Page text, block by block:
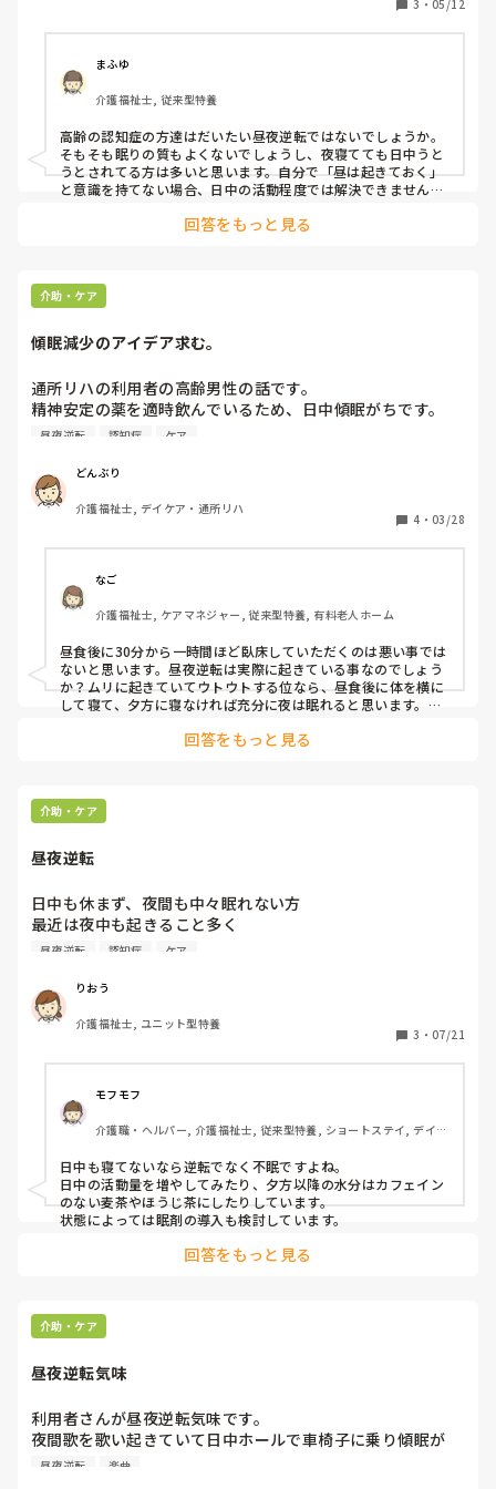
薬の投与も看護師あまり気乗りしてない為、なかなか改善で
きません。
みなさんは昼夜逆転のご利用者にどのように対応しています
3 ・ 05/12
まふゆ
介護福祉士, 従来型特養
高齢の認知症の方達はだいたい昼夜逆転ではないでしょうか。
そもそも眠りの質もよくないでしょうし、夜寝てても日中うと
うとされてる方は多いと思います。自分で「昼は起きておく」
と意識を持てない場合、日中の活動程度では解決できませんね
れてます。昼夜逆転してる方は精神薬服用してたり、体内時計
回答をもっと見る
介助・ケア
傾眠減少のアイデア求む。
通所リハの利用者の高齢男性の話です。
精神安定の薬を適時飲んでいるため、日中傾眠がちです。
昼食後に臥床していただいてますが、最近長時間の臥床で昼
なにか傾眠を軽減できるアイデアはありませんか？
回答よろしくお願いします。
昼夜逆転 認知症 ケア
どんぶり
介護福祉士, デイケア・通所リハ
4 ・ 03/28
なご
介護福祉士, ケアマネジャー, 従来型特養, 有料老人ホーム
昼食後に30分から一時間ほど臥床していただくのは悪い事では
ないと思います。昼夜逆転は実際に起きている事なのでしょう
か？ムリに起きていてウトウトする位なら、昼食後に体を横に
して寝て、夕方に寝なければ充分に夜は眠れると思います。傾
昼夜逆転している事実があるのか、です。高齢者は昼寝する方
回答をもっと見る
介助・ケア
昼夜逆転
日中も休まず、夜間も中々眠れない方
最近は夜中も起きること多く
昼夜逆転？？って感じです、
昼夜逆転の方に効果あった刺激を
教えてもらいたいです。
昼夜逆転 認知症 ケア
りおう
介護福祉士, ユニット型特養
3 ・ 07/21
モフモフ
介護職・ヘルパー, 介護福祉士, 従来型特養, ショートステイ, デイサ
日中も寝てないなら逆転でなく不眠ですよね。
日中の活動量を増やしてみたり、夕方以降の水分はカフェイン
のない麦茶やほうじ茶にしたりしています。
状態によっては眠剤の導入も検討しています。
回答をもっと見る
介助・ケア
昼夜逆転気味
利用者さんが昼夜逆転気味です。
夜間歌を歌い起きていて日中ホールで車椅子に乗り傾眠が
ち。
昼夜逆転 楽曲